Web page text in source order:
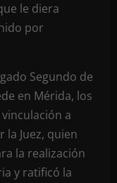
le diera
por
Segundo de
en Mérida, los
a
la Juez, quien
la realización
y ratificó la